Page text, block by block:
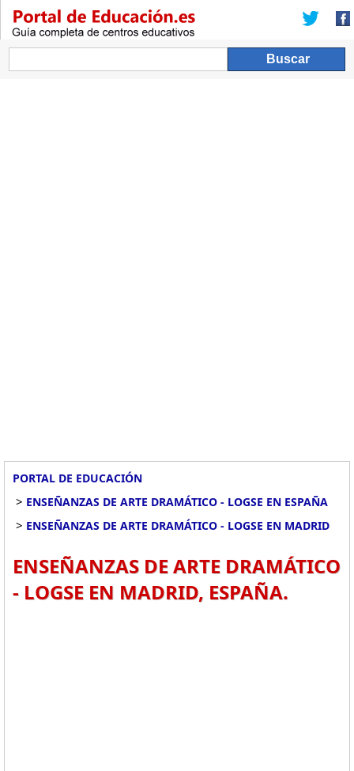
PORTAL DE EDUCACIÓN
> ENSEÑANZAS DE ARTE DRAMÁTICO - LOGSE EN ESPAÑA
> ENSEÑANZAS DE ARTE DRAMÁTICO - LOGSE EN MADRID
ENSEÑANZAS DE ARTE DRAMÁTICO
- LOGSE EN MADRID, ESPAÑA.